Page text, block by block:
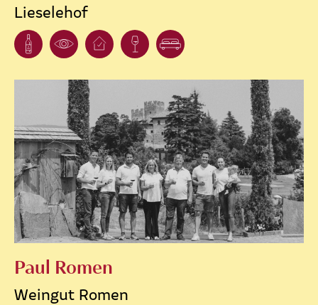
Lieselehof
Paul Romen
Weingut Romen